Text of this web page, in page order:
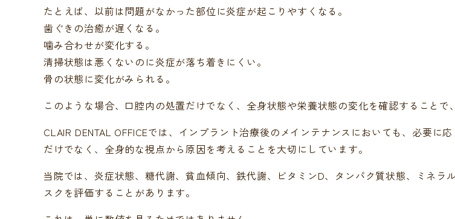
たとえば、以前は問題がなかった部位に炎症が起こりやすくなる。
歯ぐきの治癒が遅くなる。
噛み合わせが変化する。
清掃状態は悪くないのに炎症が落ち着きにくい。
骨の状態に変化がみられる。
このような場合、口腔内の処置だけでなく、全身状態や栄養状態の変化を確認することで
CLAIR DENTAL OFFICEでは、インプラント治療後のメインテナンスにおいても、必要
だけでなく、全身的な視点から原因を考えることを大切にしています。
当院では、炎症状態、糖代謝、貧血傾向、鉄代謝、ビタミンD、タンパク質状態、ミネ
スクを評価することがあります。